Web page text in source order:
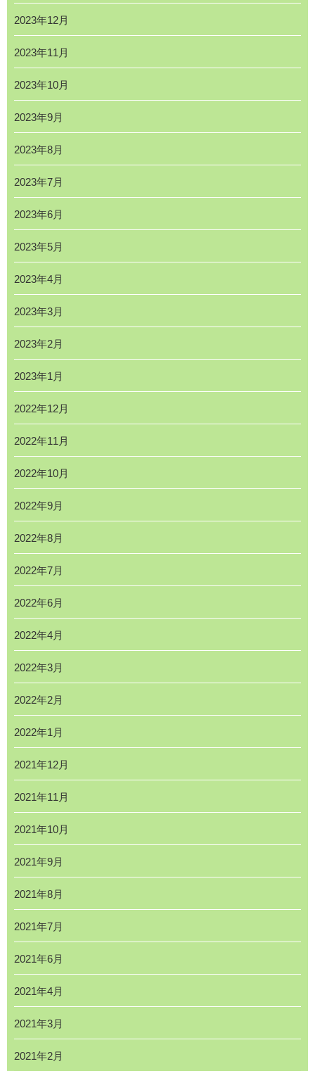
2023年12月
2023年11月
2023年10月
2023年9月
2023年8月
2023年7月
2023年6月
2023年5月
2023年4月
2023年3月
2023年2月
2023年1月
2022年12月
2022年11月
2022年10月
2022年9月
2022年8月
2022年7月
2022年6月
2022年4月
2022年3月
2022年2月
2022年1月
2021年12月
2021年11月
2021年10月
2021年9月
2021年8月
2021年7月
2021年6月
2021年4月
2021年3月
2021年2月